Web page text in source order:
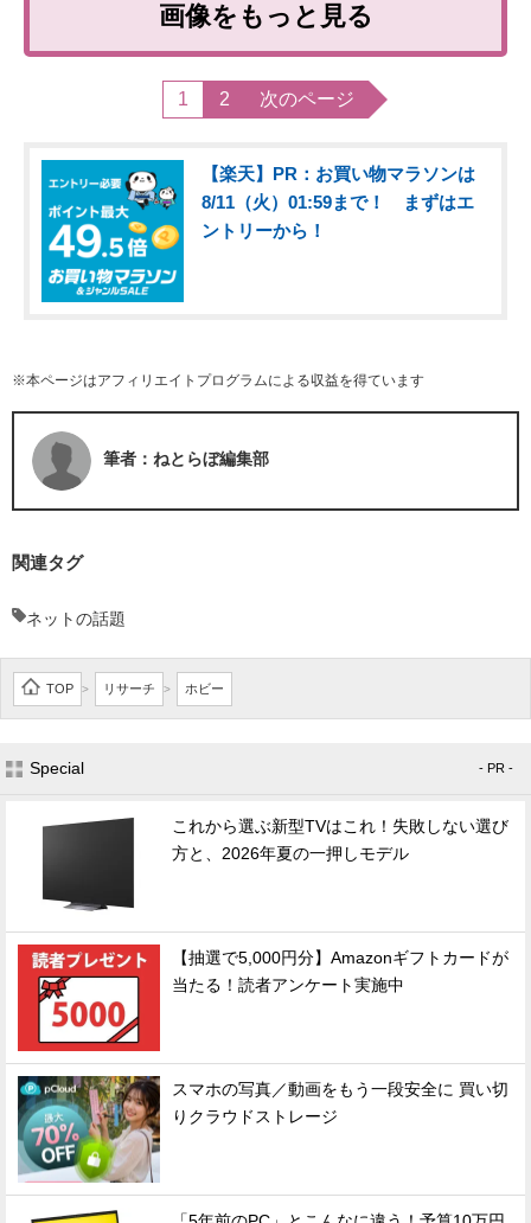
画像をもっと見る
1 2 次のページ
【楽天】PR：お買い物マラソンは
8/11（火）01:59まで！ まずはエ
ントリーから！
※本ページはアフィリエイトプログラムによる収益を得ています
筆者：ねとらぼ編集部
関連タグ
ネットの話題
TOP > リサーチ > ホビー
Special - PR -
これから選ぶ新型TVはこれ！失敗しない選び
方と、2026年夏の一押しモデル
【抽選で5,000円分】Amazonギフトカードが
当たる！読者アンケート実施中
スマホの写真／動画をもう一段安全に 買い切
りクラウドストレージ